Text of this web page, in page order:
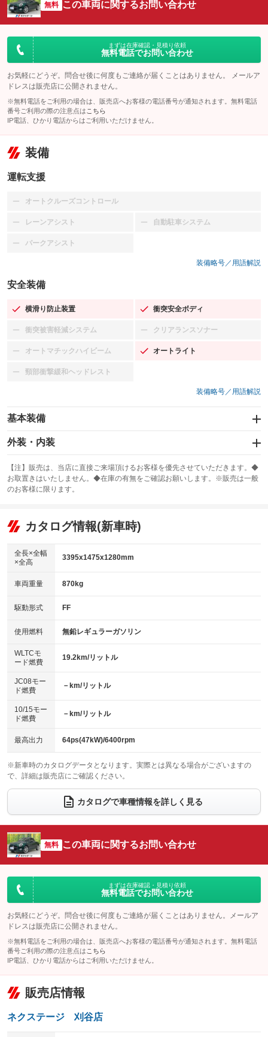
無料 この車両に関するお問い合わせ
まずは在庫確認・見積り依頼
無料電話でお問い合わせ
お気軽にどうぞ。問合せ後に何度もご連絡が届くことはありません。 メールア
ドレスは販売店に公開されません。
※無料電話をご利用の場合は、販売店へお客様の電話番号が通知されます。無料電話
番号ご利用の際の注意点は こちら
IP電話、ひかり電話からはご利用いただけません。
装備
運転支援
オートクルーズコントロール
：装備なし
レーンアシスト
：装備なし 自動駐車システム
：装備なし
パークアシスト
：装備なし
装備略号／用語解説
安全装備
横滑り防止装置
：装備あり 衝突安全ボディ
：装備あり
衝突被害軽減システム
：装備なし クリアランスソナー
：装備なし
オートマチックハイビーム
：装備なし オートライト
：装備あり
頸部衝撃緩和ヘッドレスト
：装備なし
装備略号／用語解説
基本装備
エアバッグ：運転席/助手席
：装備あり
：装備なし
サンルーフ
：装備なし ABS
リフトアップ
：装備なし
：装備なし
パワーウィンドウ
アイドリングストップ
：装備あり
USB入力端子
：装備なし
100V電源
：装備なし
センターデフロック
：装備なし
電動格納ミラー
：装備なし
外装・内装
カーナビ：SDナビ
：装備あり
TV：フルセグ
：装備あり
ビジュアル：-／DVD再生
：装備あり
：装備あり
革シート
キーレス
HID(キセノンライト)
：装備なし
バックカメラ
：装備あり
エアロ
：装備なし
：装備なし
パワーシート
ベンチシート
：装備なし
チップアップシート
：装備なし
：装備なし ：装備あり
ウォークスルー
：装備なし
電動リアゲート フロントカメラ
：装備なし
：装備なし ：装備なし
サイドカメラ
：装備なし ルーフレール
：装備なし
：装備なし
：装備なし
【注】販売は、当店に直接ご来場頂けるお客様を優先させていただきます。◆
お取置きはいたしません。◆在庫の有無をご確認お願いします。※販売は一般
のお客様に限ります。
カタログ情報(新車時)
全長×全幅
×全高
3395x1475x1280mm
車両重量 870kg
駆動形式 FF
使用燃料 無鉛レギュラーガソリン
WLTCモ
ード燃費
19.2km/リットル
JC08モー
ド燃費
－km/リットル
10/15モー
ド燃費
－km/リットル
最高出力 64ps(47kW)/6400rpm
※新車時のカタログデータとなります。実際とは異なる場合がございますの
で、詳細は販売店にご確認ください。
カタログで車種情報を詳しく見る
無料 この車両に関するお問い合わせ
まずは在庫確認・見積り依頼
無料電話でお問い合わせ
お気軽にどうぞ。問合せ後に何度もご連絡が届くことはありません。メールア
ドレスは販売店に公開されません。
※無料電話をご利用の場合は、販売店へお客様の電話番号が通知されます。無料電話
番号ご利用の際の注意点は こちら
IP電話、ひかり電話からはご利用いただけません。
販売店情報
ネクステージ 刈谷店